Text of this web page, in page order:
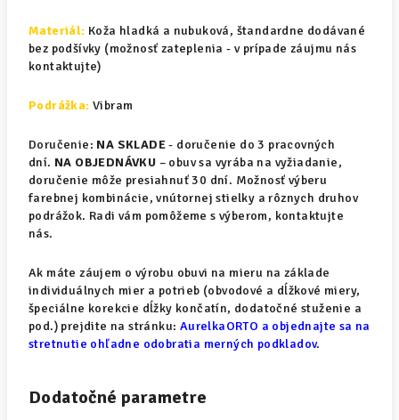
Materiál: Koža hladká a nubuková, štandardne dodávané
bez podšívky (možnosť zateplenia - v prípade záujmu nás
kontaktujte)
Podrážka: Vibram
Doručenie: NA SKLADE- doručenie do 3 pracovných
dní. NA OBJEDNÁVKU – obuv sa vyrába na vyžiadanie,
doručenie môže presiahnuť 30 dní. Možnosť výberu
farebnej kombinácie, vnútornej stielky a rôznych druhov
podrážok. Radi vám pomôžeme s výberom, kontaktujte
nás.
Ak máte záujem o výrobu obuvi na mieru na základe
individuálnych mier a potrieb (obvodové a dĺžkové miery,
špeciálne korekcie dĺžky končatín, dodatočné stuženie a
pod.) prejdite na stránku: AurelkaORTO a objednajte sa na
stretnutie ohľadne odobratia merných podkladov.
Dodatočné parametre